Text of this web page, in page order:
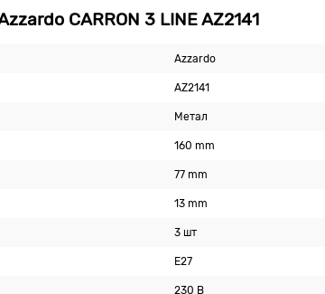
CARRON 3 LINE AZ2141
Azzardo
AZ2141
Метал
160 mm
77 mm
13 mm
3 шт
E27
230 В